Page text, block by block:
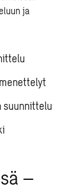
ja
suunnittelu
–